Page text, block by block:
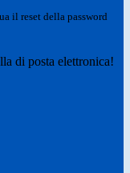
il reset della password
di posta elettronica!